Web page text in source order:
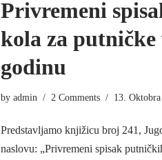
Privremeni
kola za putničke
godinu
by admin 2 Comments 13. Oktobra
Predstavljamo knjižicu broj 241,
naslovu: „Privremeni spisak